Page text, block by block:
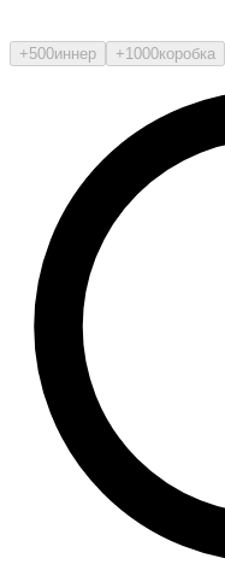
+500иннер +1000коробка